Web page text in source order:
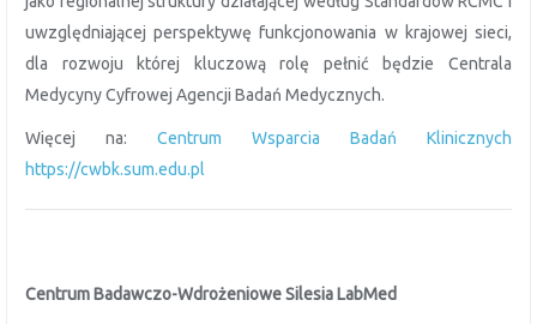
uwzględniającej perspektywę funkcjonowania w krajowej sieci,
dla rozwoju której kluczową rolę pełnić będzie Centrala
Medycyny Cyfrowej Agencji Badań Medycznych.
Więcej na: Centrum Wsparcia Badań Klinicznych
https://cwbk.sum.edu.pl
Centrum Badawczo-Wdrożeniowe Silesia LabMed